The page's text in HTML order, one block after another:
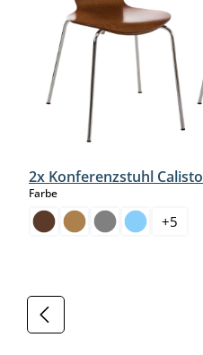
2x Konferenzstuhl Calisto
Farbeauswählen
+5